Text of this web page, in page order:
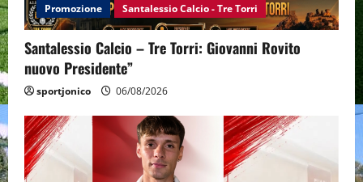
Promozione Santalessio Calcio - Tre Torri
Santalessio Calcio – Tre Torri: Giovanni Rovito
nuovo Presidente”
sportjonico 06/08/2026